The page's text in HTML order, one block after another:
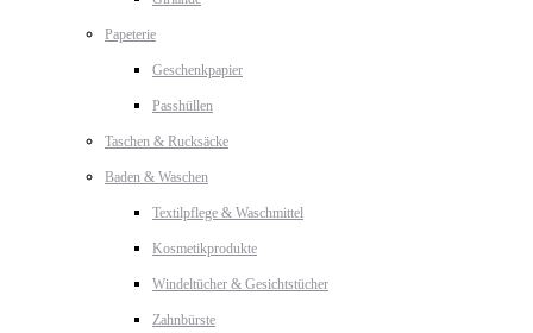
Papeterie
Geschenkpapier
Passhüllen
Taschen & Rucksäcke
Baden & Waschen
Textilpflege & Waschmittel
Kosmetikprodukte
Windeltücher & Gesichtstücher
Zahnbürste